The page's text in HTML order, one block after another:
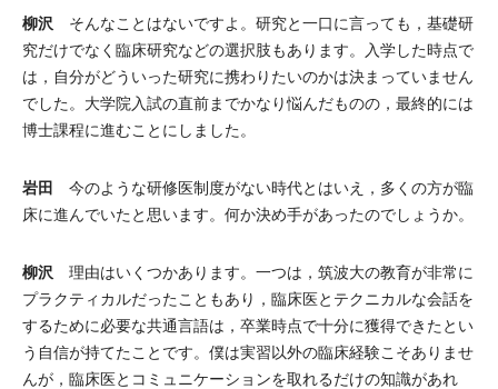
柳沢 そんなことはないですよ。研究と一口に言っても，基礎研
究だけでなく臨床研究などの選択肢もあります。入学した時点で
は，自分がどういった研究に携わりたいのかは決まっていません
でした。大学院入試の直前までかなり悩んだものの，最終的には
博士課程に進むことにしました。
岩田 今のような研修医制度がない時代とはいえ，多くの方が臨
床に進んでいたと思います。何か決め手があったのでしょうか。
柳沢 理由はいくつかあります。一つは，筑波大の教育が非常に
プラクティカルだったこともあり，臨床医とテクニカルな会話を
するために必要な共通言語は，卒業時点で十分に獲得できたとい
う自信が持てたことです。僕は実習以外の臨床経験こそありませ
んが，臨床医とコミュニケーションを取れるだけの知識があれ